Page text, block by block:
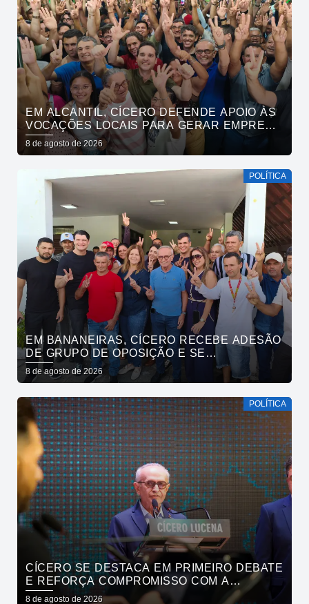
EM ALCANTIL, CÍCERO DEFENDE APOIO ÀS
VOCAÇÕES LOCAIS PARA GERAR EMPREGO
E RENDA
8 de agosto de 2026
POLÍTICA
EM BANANEIRAS, CÍCERO RECEBE ADESÃO
DE GRUPO DE OPOSIÇÃO E SE
COMPROMETE COM ESGOTAMENTO
SANITÁRIO
8 de agosto de 2026
POLÍTICA
CÍCERO SE DESTACA EM PRIMEIRO DEBATE
E REFORÇA COMPROMISSO COM A
SEGURANÇA HÍDRICA DO ESTADO
8 de agosto de 2026